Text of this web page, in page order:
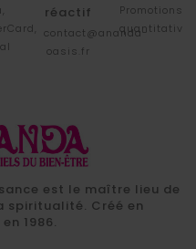
réactif
contact@ananda-
oasis.fr
Promotions
est le maître lieu de
spiritualité. Créé en
1986.